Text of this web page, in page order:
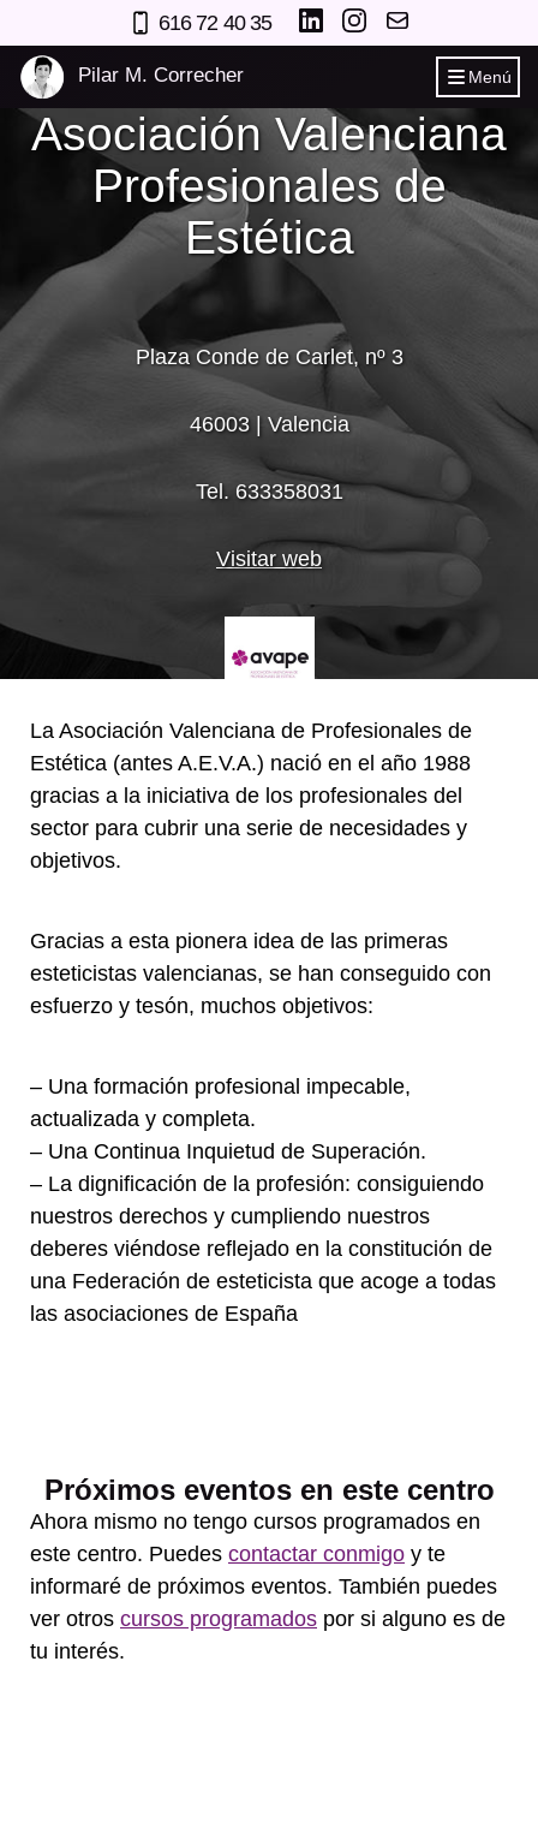
616 72 40 35
Pilar M. Correcher Menú
Asociación Valenciana
Profesionales de
Estética
Plaza Conde de Carlet, nº 3
46003| Valencia
Tel. 633358031
Visitar web
La Asociación Valenciana de Profesionales de
Estética (antes A.E.V.A.) nació en el año 1988
gracias a la iniciativa de los profesionales del
sector para cubrir una serie de necesidades y
objetivos.
Gracias a esta pionera idea de las primeras
esteticistas valencianas, se han conseguido con
esfuerzo y tesón, muchos objetivos:
– Una formación profesional impecable,
actualizada y completa.
– Una Continua Inquietud de Superación.
– La dignificación de la profesión: consiguiendo
nuestros derechos y cumpliendo nuestros
deberes viéndose reflejado en la constitución de
una Federación de esteticista que acoge a todas
las asociaciones de España
Próximos eventos en este centro
Ahora mismo no tengo cursos programados en
este centro. Puedes contactar conmigo y te
informaré de próximos eventos. También puedes
ver otros cursos programados por si alguno es de
tu interés.